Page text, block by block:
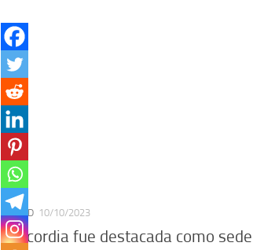
CIUDAD 10/10/2023
Concordia fue destacada como sede